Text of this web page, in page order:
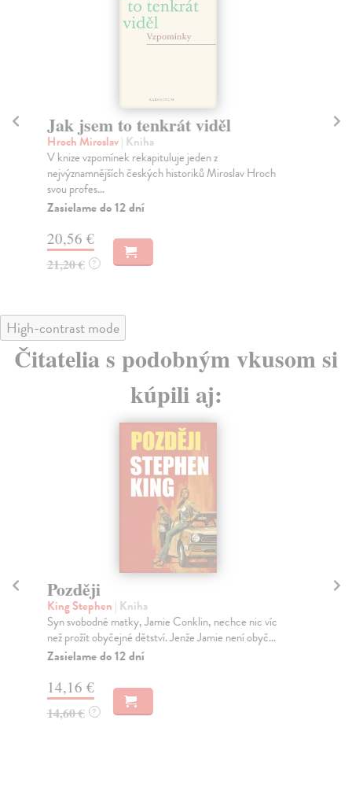
Jak jsem to tenkrát viděl
Hroch Miroslav| Kniha
V knize vzpomínek rekapituluje jeden z
nejvýznamnějších českých historiků Miroslav Hroch
svou profes...
Zasielame do 12 dní
20,56 €
21,20 € ?
High-contrast mode
Čitatelia s podobným vkusom si
kúpili aj:
Později
King Stephen | Kniha
Syn svobodné matky, Jamie Conklin, nechce nic víc
než prožít obyčejné dětství. Jenže Jamie není obyč...
Zasielame do 12 dní
14,16 €
14,60 € ?